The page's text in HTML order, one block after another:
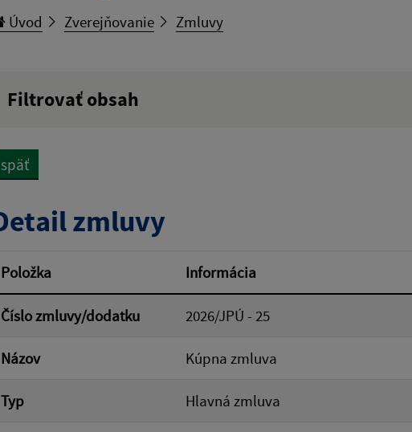
Úvod Zverejňovanie Zmluvy
Filtrovať obsah
Suma od:
späť
zmluvy
Položka Informácia
Číslo zmluvy/dodatku 2026/JPÚ - 25
Názov Kúpna zmluva
Typ Hlavná zmluva